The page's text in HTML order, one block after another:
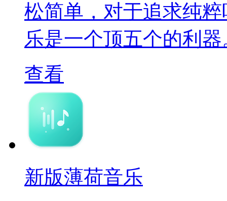
松简单，对于追求纯
乐是一个顶五个的利器
查看
新版薄荷音乐